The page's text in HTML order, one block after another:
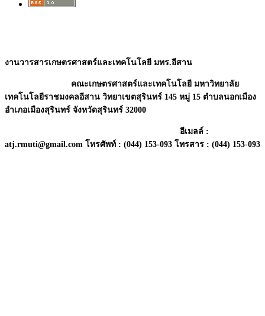
งานวารสารเกษตรศาสตร์และเทคโนโลยี มทร.อีสาน
คณะเกษตรศาสตร์และเทคโนโลยี มหาวิทยาลัย
เทคโนโลยีราชมงคลอีสาน วิทยาเขตสุรินทร์ 145 หมู่ 15 ตำบลนอกเมือง
อำเภอเมืองสุรินทร์ จังหวัดสุรินทร์ 32000
อีเมลล์ :
atj.rmuti@gmail.com โทรศัพท์ : (044) 153-093 โทรสาร : (044) 153-093